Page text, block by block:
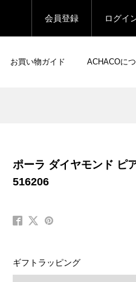
会員登録 ログイ
お買い物ガイド ACHACOに
ポーラ ダイヤモンド ピ
516206
ギフトラッピング